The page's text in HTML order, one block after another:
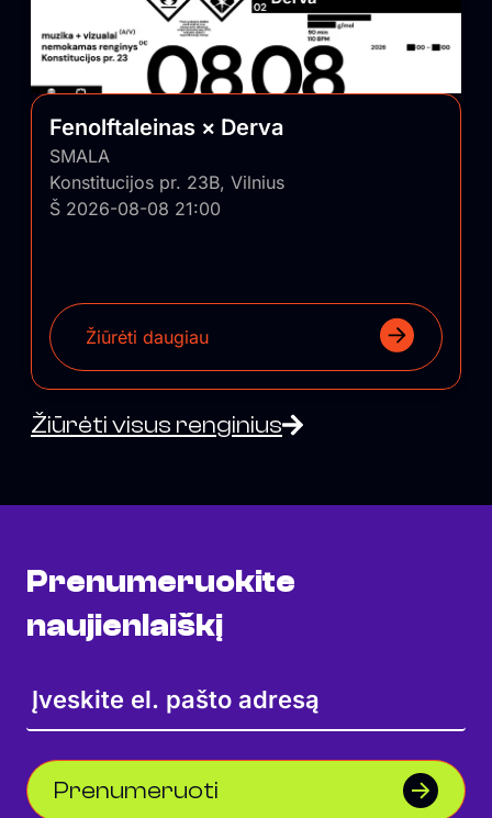
Fenolftaleinas × Derva
SMALA
Konstitucijos pr. 23B, Vilnius
Š 2026-08-08 21:00
Žiūrėti daugiau
Žiūrėti visus renginius
Prenumeruokite
naujienlaiškį
Prenumeruoti